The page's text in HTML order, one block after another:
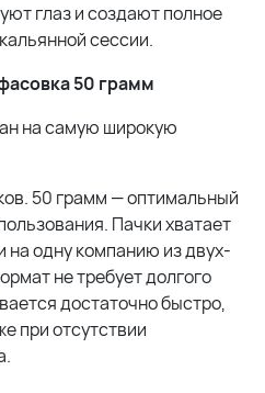
глаз и создают полное
сессии.
50 грамм
на самую широкую
50 грамм — оптимальный
Пачки хватает
на одну компанию из двух-
не требует долгого
достаточно быстро,
при отсутствии